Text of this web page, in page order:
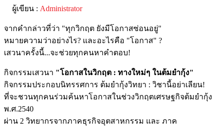
ผู้เขียน : Administrator
จากคำกล่าวที่ว่า "ทุกวิกฤต ยังมีโอกาสซ่อนอยู่"
หมายความว่าอย่างไร? และอะไรคือ "โอกาส" ?
เสวนาครั้งนี้...จะช่วยทุกคนหาคำตอบ!
กิจกรรมเสวนา "โอกาสในวิกฤต : ทางใหม่ๆ ในต้มยำกุ้ง"
กิจกรรมประกอบนิทรรศการ ต้มยำกุ้งวิทยา : วิชานี้อย่าเลียน!
ที่จะชวนทุกคนร่วมค้นหาโอกาสในช่วงวิกฤตเศรษฐกิจต้มยำกุ้ง
พ.ศ.2540
ผ่าน 2 วิทยากรจากภาคธุรกิจอุตสาหกรรม และ ภาค